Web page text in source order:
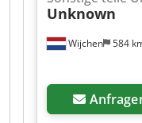
Wijchen 584
Unknown